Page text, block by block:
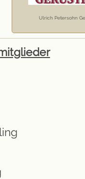
Ulrich Petersohn